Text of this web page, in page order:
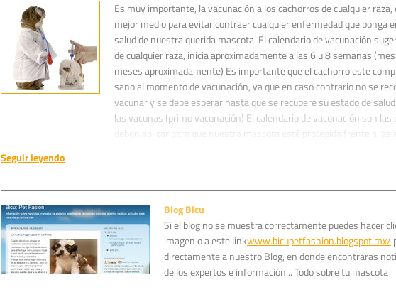
Es muy importante, la vacunación a los cachorros de cualquier raza,
mejor medio para evitar contraer cualquier enfermedad que ponga
salud de nuestra querida mascota. El calendario de vacunación
de cualquier raza, inicia aproximadamente a las 6 u 8 semanas
meses aproximadamente) Es importante que el cachorro este
sano al momento de vacunación, ya que en caso contrario no se
vacunar y se debe esperar hasta que se recupere su estado de
las vacunas (primo vacunación) El calendario de vacunación son las
deben aplicar para que nuestra mascota esté protegida frente a las
cantidad de enfermedades contra las que protege (antígenos) va
entre cada vacuna, tomando esto en consideración te mostramos un
un calendario: Antes que nada es importante que el cachorro este
desparasitado ya que como se comento lineas arriba "El cachorro
completo estado de salud". La desparasitación se realiza por parte
veterinario ya que el tiene el conocimiento sobre como realizarlo
Seguir leyendo
Blog Bicu
Si el blog no se muestra correctamente puedes hacer
imagen o a este linkwww.bicupetfashion.blogspot.mx/
directamente a nuestro Blog, en donde encontraras
de los expertos e información... Todo sobre tu mascota